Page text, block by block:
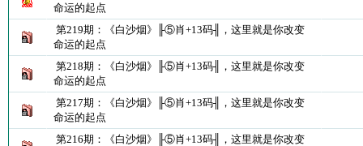
命运的起点
第219期：《白沙烟》╟⑤肖+13码╢，这里就是你改变
命运的起点
第218期：《白沙烟》╟⑤肖+13码╢，这里就是你改变
命运的起点
第217期：《白沙烟》╟⑤肖+13码╢，这里就是你改变
命运的起点
第216期：《白沙烟》╟⑤肖+13码╢，这里就是你改变